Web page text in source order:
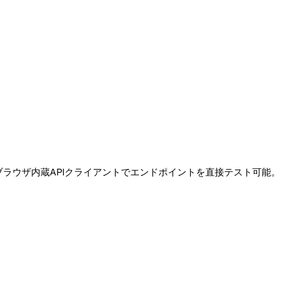
ザ内蔵APIクライアントでエンドポイントを直接テスト可能。